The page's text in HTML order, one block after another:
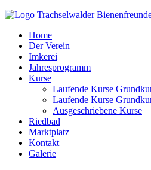
Home
Der Verein
Imkerei
Jahresprogramm
Kurse
Laufende Kurse
Laufende Kurse
Ausgeschriebene Kurse
Riedbad
Marktplatz
Kontakt
Galerie